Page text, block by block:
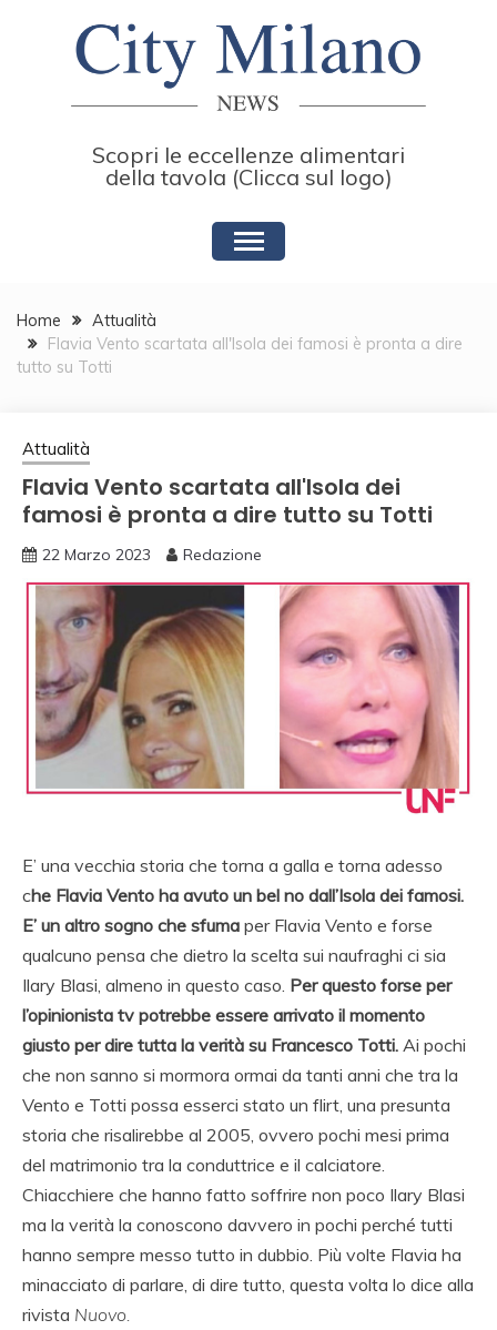
Scopri le eccellenze alimentari
della tavola (Clicca sul logo)
Home
Attualità
Flavia Vento scartata all'Isola dei famosi è pronta a dire
tutto su Totti
Attualità
Flavia Vento scartata all'Isola dei
famosi è pronta a dire tutto su Totti
22 Marzo 2023 Redazione
E’ una vecchia storia che torna a galla e torna adesso
che Flavia Vento ha avuto un bel no dall’Isola dei famosi.
E’ un altro sogno che sfuma per Flavia Vento e forse
qualcuno pensa che dietro la scelta sui naufraghi ci sia
Ilary Blasi, almeno in questo caso. Per questo forse per
l’opinionista tv potrebbe essere arrivato il momento
giusto per dire tutta la verità su Francesco Totti. Ai pochi
che non sanno si mormora ormai da tanti anni che tra la
Vento e Totti possa esserci stato un flirt, una presunta
storia che risalirebbe al 2005, ovvero pochi mesi prima
del matrimonio tra la conduttrice e il calciatore.
Chiacchiere che hanno fatto soffrire non poco Ilary Blasi
ma la verità la conoscono davvero in pochi perché tutti
hanno sempre messo tutto in dubbio. Più volte Flavia ha
minacciato di parlare, di dire tutto, questa volta lo dice alla
rivista Nuovo.